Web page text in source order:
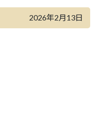
2026年2月13日